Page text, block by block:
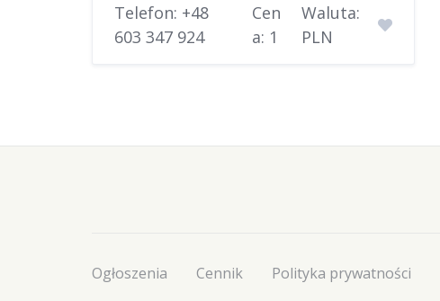
Telefon: +48
603 347 924
Cen
a: 1
Waluta:
PLN
Ogłoszenia Cennik Polityka prywatności